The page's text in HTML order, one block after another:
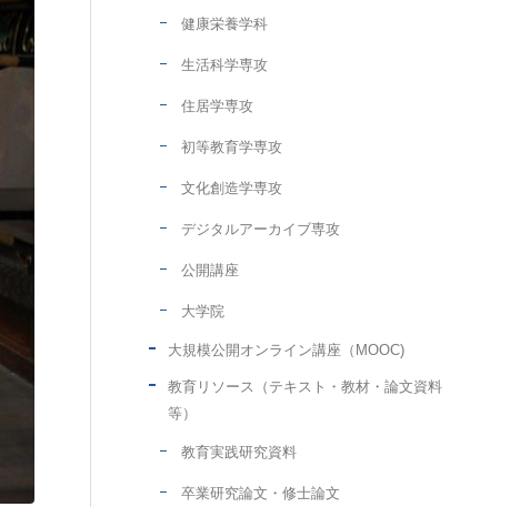
健康栄養学科
生活科学専攻
住居学専攻
初等教育学専攻
文化創造学専攻
デジタルアーカイブ専攻
公開講座
大学院
大規模公開オンライン講座（MOOC)
教育リソース（テキスト・教材・論文資料
等）
教育実践研究資料
卒業研究論文・修士論文